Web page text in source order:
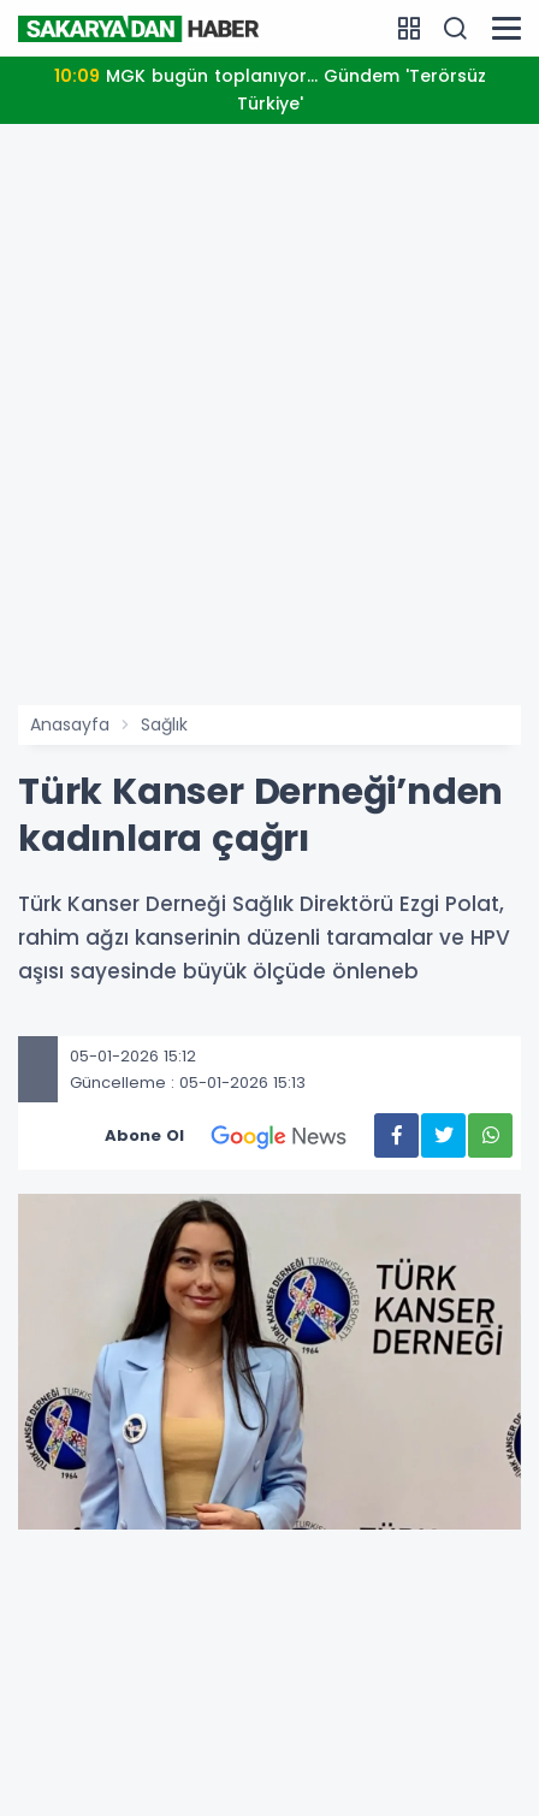
10:09
Türkiye'
Anasayfa Sağlık
Türk Kanser Derneği’nden
kadınlara çağrı
Türk Kanser Derneği Sağlık Direktörü Ezgi Polat,
rahim ağzı kanserinin düzenli taramalar ve HPV
aşısı sayesinde büyük ölçüde önleneb
05-01-2026 15:12
Güncelleme : 05-01-2026 15:13
Abone Ol